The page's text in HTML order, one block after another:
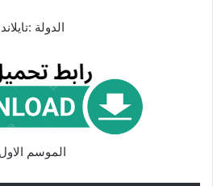
الدولة :تايلاند
الموسم الاول